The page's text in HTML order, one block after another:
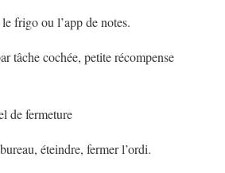
frigo ou l’app de notes.
tâche cochée, petite récompense
de fermeture
éteindre, fermer l’ordi.